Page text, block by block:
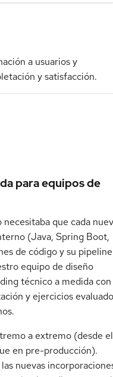
a usuarios y
y satisfacción.
para equipos de
que cada
(Java, Spring Boot,
de código y su pipeline
equipo de diseño
técnico a medida con
y ejercicios
a extremo (desde el
en pre-producción).
nuevas